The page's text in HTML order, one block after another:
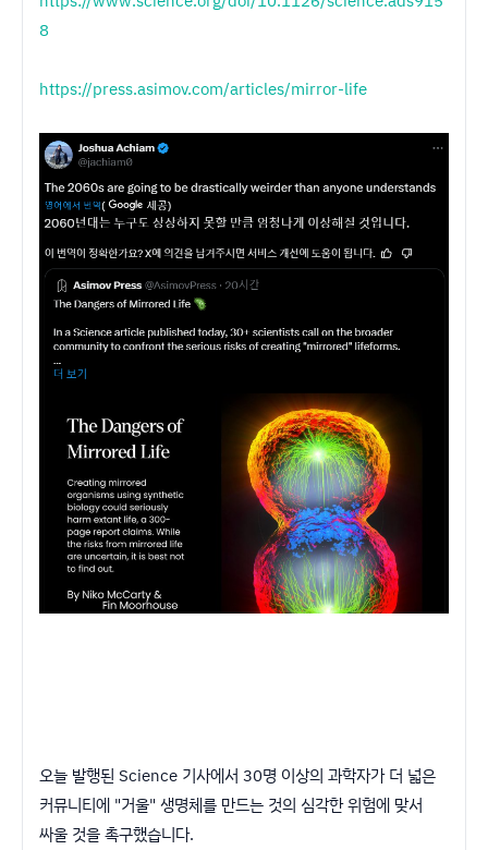
8
https://press.asimov.com/articles/mirror-life
오늘 발행된 Science 기사에서 30명 이상의 과학자가 더 넓은
커뮤니티에 "거울" 생명체를 만드는 것의 심각한 위험에 맞서
싸울 것을 촉구했습니다.